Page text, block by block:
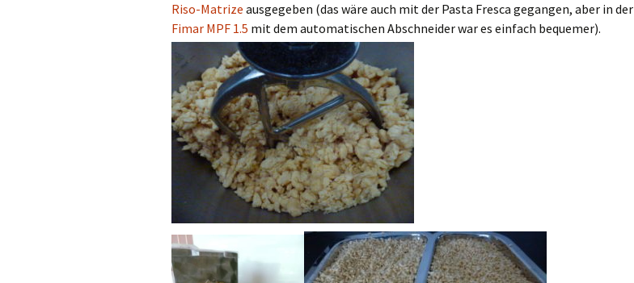
Riso-Matrize ausgegeben (das wäre auch mit der Pasta Fresca gegangen, aber in der
Fimar MPF 1.5 mit dem automatischen Abschneider war es einfach bequemer).